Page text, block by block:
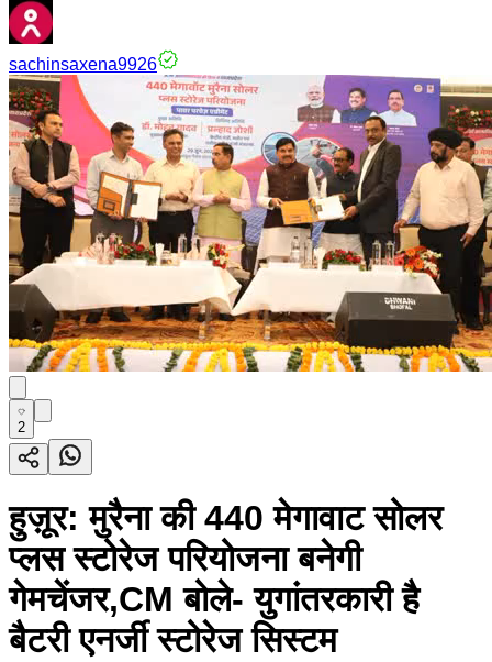
sachinsaxena9926
2
हुज़ूर: मुरैना की 440 मेगावाट सोलर
प्लस स्टोरेज परियोजना बनेगी
गेमचेंजर,CM बोले- युगांतरकारी है
बैटरी एनर्जी स्टोरेज सिस्टम